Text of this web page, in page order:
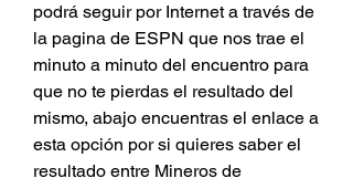
podrá seguir por Internet a través de
la pagina de ESPN que nos trae el
minuto a minuto del encuentro para
que no te pierdas el resultado del
mismo, abajo encuentras el enlace a
esta opción por si quieres saber el
resultado entre Mineros de